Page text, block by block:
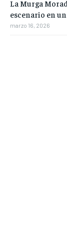
La Murga
escenario en
marzo 16, 2026